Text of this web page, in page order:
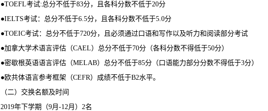
●TOEFL考试:总分不低于83分，且各科分数不低于20分
●IELTS考试：总分不低于6.5分，且各科分数不低于5.0分
●TOEIC考试：总分不低于720分，且必须通过口语和写作以及听力和阅读部分考试
●加拿大学术语言评估（CAEL）总分不低于70分（各科分数不得低于50分）
●密歇根英语语言评估（MELAB）总分不低于85分（口语能力部分分数不得低于3分）
●欧共体语言参考框架（CEFR）成绩不低于B2水平。
（二）交换名额及时间
2019年 下学期（9月-12月）2名